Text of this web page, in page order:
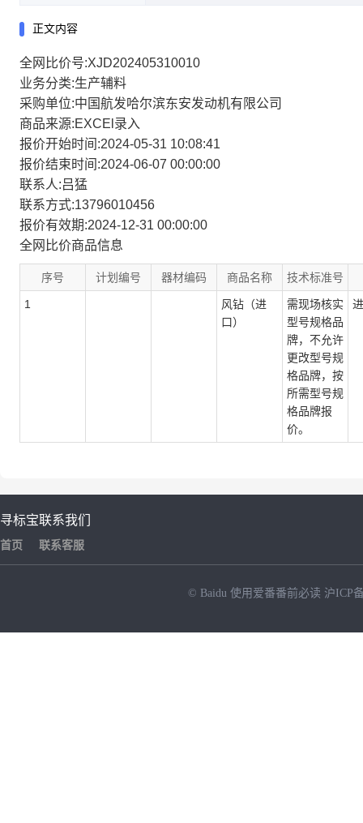
正文内容
全网比价号:XJD202405310010
业务分类:生产辅料
采购单位:中国航发哈尔滨东安发动机有限公司
商品来源:EXCEl录入
报价开始时间:2024-05-31 10:08:41
报价结束时间:2024-06-07 00:00:00
联系人:吕猛
联系方式:13796010456
报价有效期:2024-12-31 00:00:00
全网比价商品信息
序号 计划编号 器材编码 商品名称 技术标准号
1
风钻（进
口）
需现场核实
型号规格品
牌，不允许
更改型号规
格品牌，按
所需型号规
格品牌报
价。
寻标宝
首页
联系我们
联系客服
© Baidu 使用爱番番前必读 沪ICP